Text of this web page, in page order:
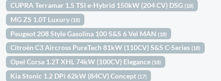
CUPRA Terramar 1.5 TSI e-Hybrid 150kW (204 CV) DSG(18)
MG ZS 1.0T Luxury(18)
Peugeot 208 Style Gasolina 100 S&S 6 Vel MAN(18)
Citroën C3 Aircross PureTech 81kW (110CV) S&S C-Series(18)
Opel Corsa 1.2T XHL 74kW (100CV) Elegance(18)
Kia Stonic 1.2 DPi 62kW (84CV) Concept(17)